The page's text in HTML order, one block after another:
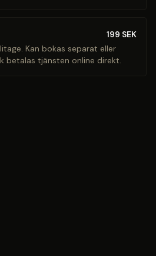
199 SEK
Kan bokas separat eller
betalas tjänsten online direkt.